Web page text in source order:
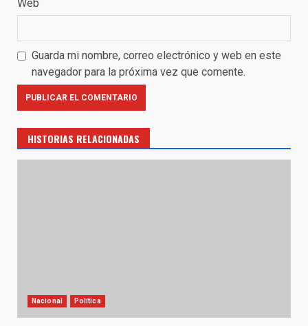
Web
Guarda mi nombre, correo electrónico y web en este
navegador para la próxima vez que comente.
HISTORIAS RELACIONADAS
Nacional Política